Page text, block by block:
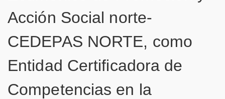
Acción Social norte-
CEDEPAS NORTE, como
Entidad Certificadora de
Competencias en la